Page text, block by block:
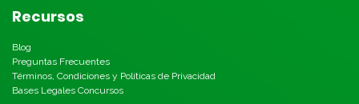
Recursos
Blog
Preguntas Frecuentes
Términos, Condiciones y Políticas de Privacidad
Bases Legales Concursos